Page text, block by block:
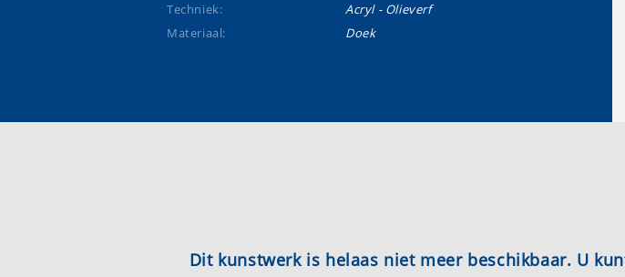
Techniek:
Acryl - Olieverf
Materiaal:
Doek
Dit kunstwerk is helaas niet meer beschikbaar. U